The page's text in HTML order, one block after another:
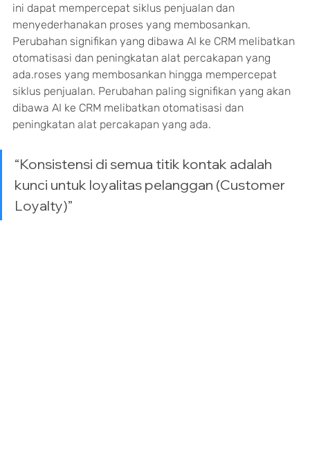
ini dapat mempercepat siklus penjualan dan
menyederhanakan proses yang membosankan.
Perubahan signifikan yang dibawa AI ke CRM melibatkan
otomatisasi dan peningkatan alat percakapan yang
ada.roses yang membosankan hingga mempercepat
siklus penjualan. Perubahan paling signifikan yang akan
dibawa AI ke CRM melibatkan otomatisasi dan
peningkatan alat percakapan yang ada.
“Konsistensi di semua titik kontak adalah
kunci untuk loyalitas pelanggan (Customer
Loyalty)”